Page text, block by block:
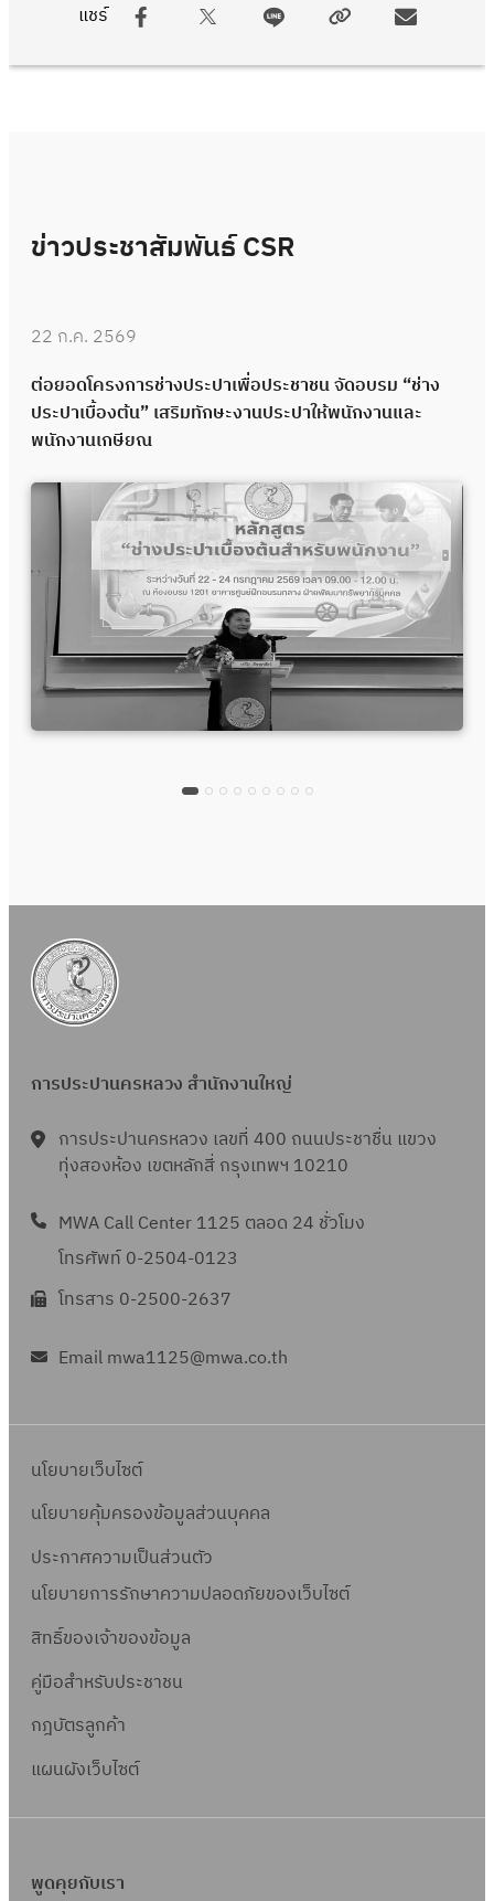
แชร์
ข่าวประชาสัมพันธ์ CSR
22 ก.ค. 2569
ต่อยอดโครงการช่างประปาเพื่อประชาชน จัดอบรม “ช่าง
ประปาเบื้องต้น” เสริมทักษะงานประปาให้พนักงานและ
พนักงานเกษียณ
การประปานครหลวง สำนักงานใหญ่
การประปานครหลวง เลขที่ 400 ถนนประชาชื่น แขวง
ทุ่งสองห้อง เขตหลักสี่ กรุงเทพฯ 10210
MWA Call Center 1125 ตลอด 24 ชั่วโมง
โทรศัพท์ 0-2504-0123
โทรสาร 0-2500-2637
Email mwa1125@mwa.co.th
นโยบายเว็บไซต์
นโยบายคุ้มครองข้อมูลส่วนบุคคล
ประกาศความเป็นส่วนตัว
นโยบายการรักษาความปลอดภัยของเว็บไซต์
สิทธิ์ของเจ้าของข้อมูล
คู่มือสำหรับประชาชน
กฎบัตรลูกค้า
แผนผังเว็บไซต์
พูดคุยกับเรา